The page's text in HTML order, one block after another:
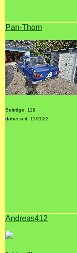
Pan-Thom
Beiträge: 119
dabei seit: 11/2023
Andreas412